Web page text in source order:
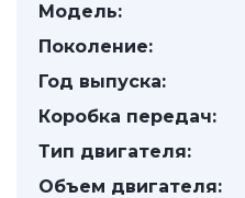
Модель:
Поколение:
Год выпуска:
Коробка передач:
Тип двигателя:
Объем двигателя: